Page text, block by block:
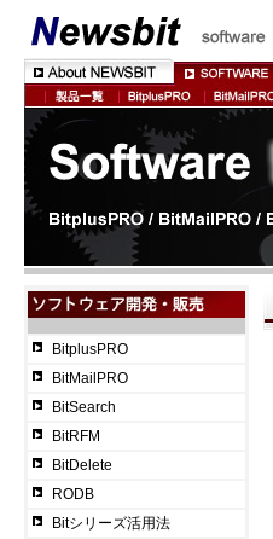
BitplusPRO
BitMailPRO
BitSearch
BitRFM
BitDelete
RODB
Bitシリーズ活用法